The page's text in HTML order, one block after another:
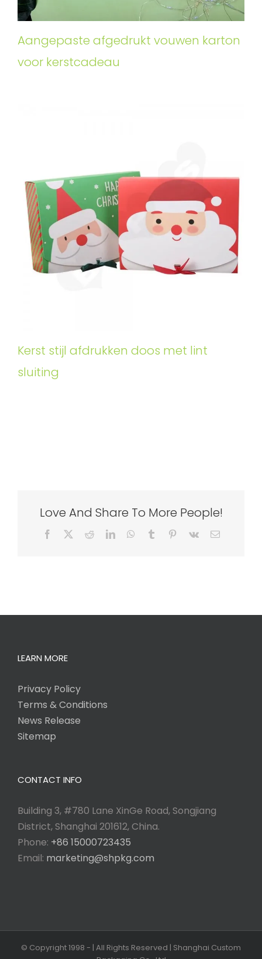
Aangepaste afgedrukt vouwen karton
voor kerstcadeau
Kerst stijl afdrukken doos met lint
sluiting
Love And Share To More People!
Facebook RedditLinkedInWhatsApp
Tumblr Pinterest
Vk Email
LEARN MORE
Privacy Policy
Terms & Conditions
News Release
Sitemap
CONTACT INFO
Building 3, #780 Lane XinGe Road, Songjiang
District, Shanghai 201612, China.
Phone: +86 15000723435
Email: marketing@shpkg.com
© Copyright 1998 - | All Rights Reserved | Shanghai Custom